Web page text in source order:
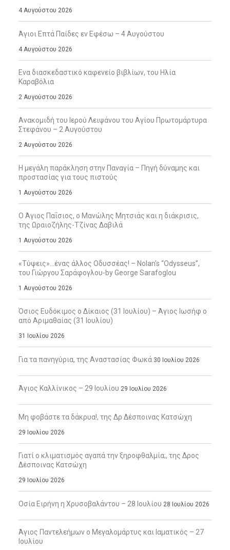
4 Αυγούστου 2026
Άγιοι Επτά Παίδες εν Εφέσω – 4 Αυγούστου
4 Αυγούστου 2026
Ενα διασκεδαστικό καφενείο βιβλίων, του Ηλία
Καραβόλια
2 Αυγούστου 2026
Ανακομιδή του Ιερού Λειψάνου του Αγίου Πρωτομάρτυρα
Στεφάνου – 2 Αυγούστου
2 Αυγούστου 2026
Η μεγάλη παράκληση στην Παναγία – Πηγή δύναμης και
προστασίας για τους πιστούς
1 Αυγούστου 2026
Ο Άγιος Παΐσιος, ο Μανώλης Μητσιάς και η διάκρισις,
της Ωραιοζήλης-Τζίνας Δαβιλά
1 Αυγούστου 2026
«Τύψεις»…ένας άλλος Οδυσσέας! – Nolan’s “Odysseus”,
του Γιώργου Σαράφογλου-by George Sarafoglou
1 Αυγούστου 2026
Όσιος Ευδόκιμος ο Δίκαιος (31 Ιουλίου) – Άγιος Ιωσήφ ο
από Αριμαθαίας (31 Ιουλίου)
31 Ιουλίου 2026
Για τα πανηγύρια, της Αναστασίας Φωκά 30 Ιουλίου 2026
Άγιος Καλλίνικος – 29 Ιουλίου 29 Ιουλίου 2026
Μη φοβάστε τα δάκρυα!, της Δρ Δέσποινας Κατσώχη
29 Ιουλίου 2026
Γιατί ο κλιματισμός αγαπά την ξηροφθαλμία;, της Δρος
Δέσποινας Κατσώχη
29 Ιουλίου 2026
Οσία Ειρήνη η Χρυσοβαλάντου – 28 Ιουλίου 28 Ιουλίου 2026
Άγιος Παντελεήμων ο Μεγαλομάρτυς και Ιαματικός – 27
Ιουλίου